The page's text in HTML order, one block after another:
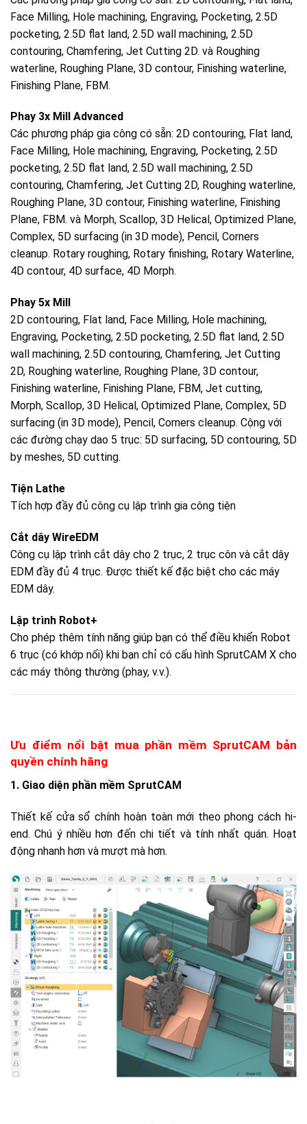
Face Milling, Hole machining, Engraving, Pocketing, 2.5D
pocketing, 2.5D flat land, 2.5D wall machining, 2.5D
contouring, Chamfering, Jet Cutting 2D. và Roughing
waterline, Roughing Plane, 3D contour, Finishing waterline,
Finishing Plane, FBM.
Phay 3x Mill Advanced
Các phương pháp gia công có sẵn: 2D contouring, Flat land,
Face Milling, Hole machining, Engraving, Pocketing, 2.5D
pocketing, 2.5D flat land, 2.5D wall machining, 2.5D
contouring, Chamfering, Jet Cutting 2D, Roughing waterline,
Roughing Plane, 3D contour, Finishing waterline, Finishing
Plane, FBM. và Morph, Scallop, 3D Helical, Optimized Plane,
Complex, 5D surfacing (in 3D mode), Pencil, Corners
cleanup. Rotary roughing, Rotary finishing, Rotary Waterline,
4D contour, 4D surface, 4D Morph.
Phay 5x Mill
2D contouring, Flat land, Face Milling, Hole machining,
Engraving, Pocketing, 2.5D pocketing, 2.5D flat land, 2.5D
wall machining, 2.5D contouring, Chamfering, Jet Cutting
2D, Roughing waterline, Roughing Plane, 3D contour,
Finishing waterline, Finishing Plane, FBM, Jet cutting,
Morph, Scallop, 3D Helical, Optimized Plane, Complex, 5D
surfacing (in 3D mode), Pencil, Corners cleanup. Cộng với
các đường chạy dao 5 trục: 5D surfacing, 5D contouring, 5D
by meshes, 5D cutting.
Tiện Lathe
Tích hợp đầy đủ công cụ lập trình gia công tiện
Cắt dây WireEDM
Công cụ lập trình cắt dây cho 2 trục, 2 trục côn và cắt dây
EDM đầy đủ 4 trục. Được thiết kế đặc biệt cho các máy
EDM dây.
Lập trình Robot+
Cho phép thêm tính năng giúp bạn có thể điều khiển Robot
6 trục (có khớp nối) khi bạn chỉ có cấu hình SprutCAM X cho
các máy thông thường (phay, v.v.).
Ưu điểm nổi bật mua phần mềm SprutCAM bản
quyền chính hãng
1. Giao diện phần mềm SprutCAM
Thiết kế cửa sổ chính hoàn toàn mới theo phong cách hi-
end. Chú ý nhiều hơn đến chi tiết và tính nhất quán. Hoạt
động nhanh hơn và mượt mà hơn.